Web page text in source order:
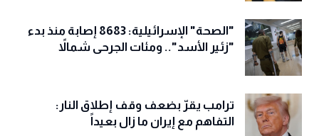
"الصحة" الإسرائيلية: 8683 إصابة منذ بدء
"زئير الأسد".. ومئات الجرحى شمالاً
ترامب يقرّ بضعف وقف إطلاق النار:
التفاهم مع إيران ما زال بعيداً